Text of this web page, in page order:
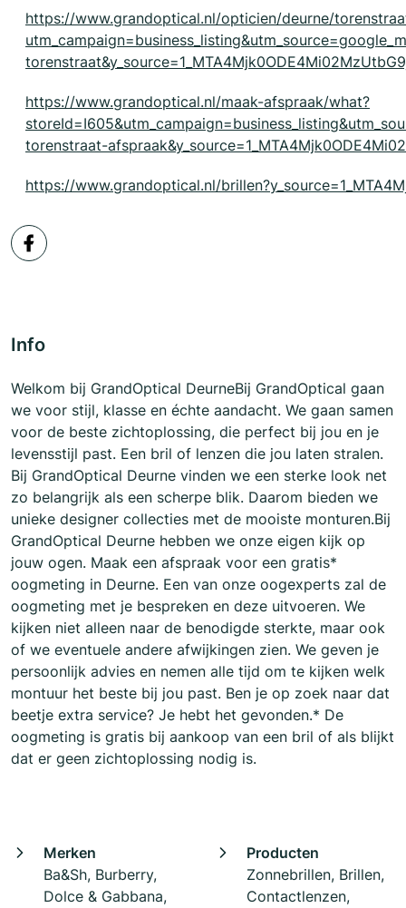
https://www.grandoptical.nl/opticien/deurne/
https://www.grandoptical.nl/maak-afspraak/what?
torenstraat-
https://www.grandoptical.nl/
Info
Welkom bij GrandOptical DeurneBij GrandOptical gaan
we voor stijl, klasse en échte aandacht. We gaan samen
voor de beste zichtoplossing, die perfect bij jou en je
levensstijl past. Een bril of lenzen die jou laten stralen.
Bij GrandOptical Deurne vinden we een sterke look net
zo belangrijk als een scherpe blik. Daarom bieden we
unieke designer collecties met de mooiste monturen.Bij
GrandOptical Deurne hebben we onze eigen kijk op
jouw ogen. Maak een afspraak voor een gratis*
oogmeting in Deurne. Een van onze oogexperts zal de
oogmeting met je bespreken en deze uitvoeren. We
kijken niet alleen naar de benodigde sterkte, maar ook
of we eventuele andere afwijkingen zien. We geven je
persoonlijk advies en nemen alle tijd om te kijken welk
montuur het beste bij jou past. Ben je op zoek naar dat
beetje extra service? Je hebt het gevonden.* De
oogmeting is gratis bij aankoop van een bril of als blijkt
dat er geen zichtoplossing nodig is.
Merken
Ba&Sh, Burberry,
Dolce & Gabbana,
Producten
Zonnebrillen, Brillen,
Contactlenzen,